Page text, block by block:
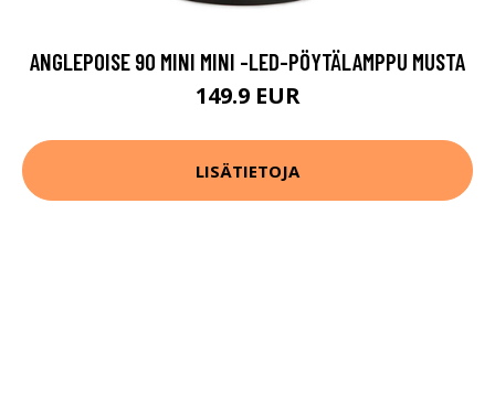
ANGLEPOISE 90 MINI MINI -LED-PÖYTÄLAMPPU MUSTA
149.9 EUR
LISÄTIETOJA